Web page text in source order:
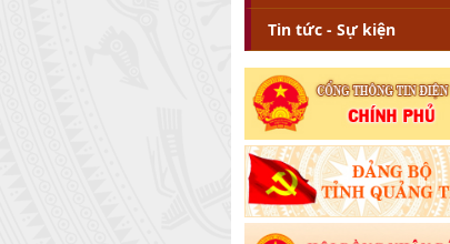
Tin tức - Sự kiện